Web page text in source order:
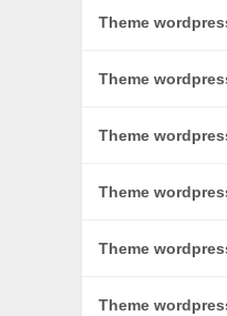
Theme
Theme
Theme
Theme
Theme
Theme